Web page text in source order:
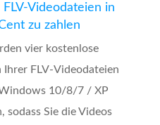
Videodateien in
zu zahlen
vier kostenlose
FLV-Videodateien
10/8/7 / XP
sodass Sie die Videos